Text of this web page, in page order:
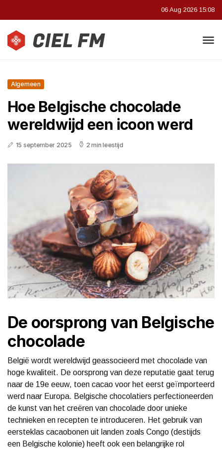
06 Aug 2026 15:08
Algemeen
Hoe Belgische chocolade
wereldwijd een icoon werd
15 september 2025 2 min leestijd
De oorsprong van Belgische
chocolade
België wordt wereldwijd geassocieerd met chocolade van
hoge kwaliteit. De oorsprong van deze reputatie gaat terug
naar de 19e eeuw, toen cacao voor het eerst geïmporteerd
werd naar Europa. Belgische chocolatiers perfectioneerden
de kunst van het creëren van chocolade door unieke
technieken en recepten te introduceren. Het gebruik van
eersteklas cacaobonen uit landen zoals Congo (destijds
een Belgische kolonie) heeft ook een belangrijke rol